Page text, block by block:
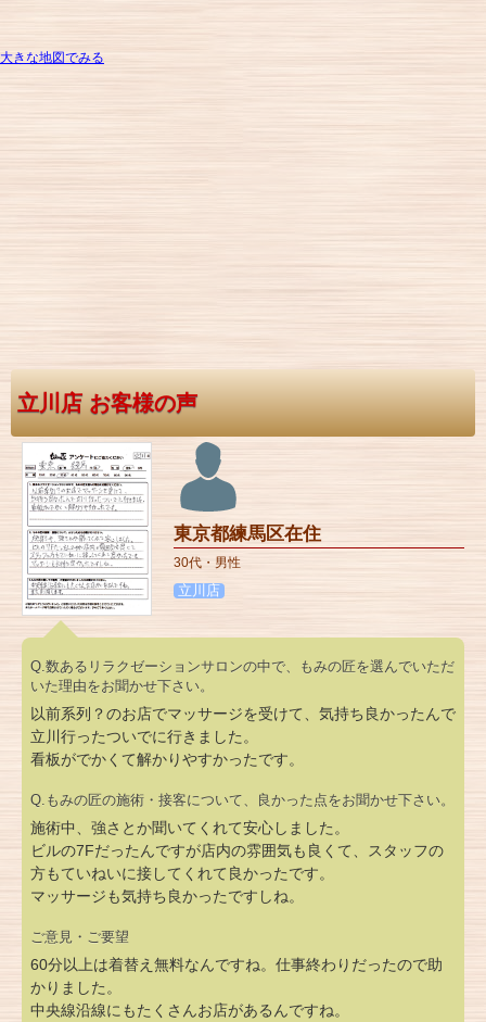
大きな地図でみる
立川店 お客様の声
東京都練馬区在住
30代・男性
立川店
Q.数あるリラクゼーションサロンの中で、もみの匠を選んでいただ
いた理由をお聞かせ下さい。
以前系列？のお店でマッサージを受けて、気持ち良かったんで
立川行ったついでに行きました。
看板がでかくて解かりやすかったです。
Q.もみの匠の施術・接客について、良かった点をお聞かせ下さい。
施術中、強さとか聞いてくれて安心しました。
ビルの7Fだったんですが店内の雰囲気も良くて、スタッフの
方もていねいに接してくれて良かったです。
マッサージも気持ち良かったですしね。
ご意見・ご要望
60分以上は着替え無料なんですね。仕事終わりだったので助
かりました。
中央線沿線にもたくさんお店があるんですね。